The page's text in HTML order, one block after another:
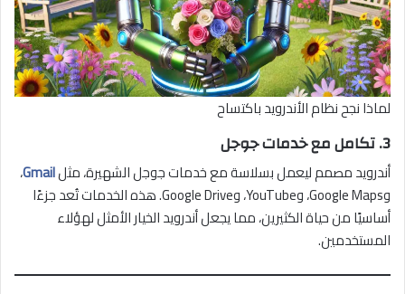
لماذا نجح نظام الأندرويد باكتساح
3. تكامل مع خدمات جوجل
أندرويد مصمم ليعمل بسلاسة مع خدمات جوجل الشهيرة، مثلGmail،
وGoogle Maps، وYouTube، وGoogle Drive. هذه الخدمات تُعد جزءًا
أساسيًا من حياة الكثيرين، مما يجعل أندرويد الخيار الأمثل لهؤلاء
المستخدمين.